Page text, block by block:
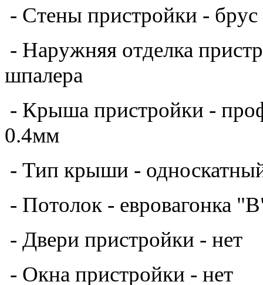
- Стены пристройки -
- Наружняя отделка
шпалера
- Крыша пристройки -
0.4мм
- Тип крыши -
- Потолок - евровагонка
- Двери пристройки - нет
- Окна пристройки - нет